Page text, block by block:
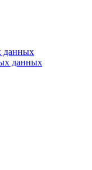
данных
данных